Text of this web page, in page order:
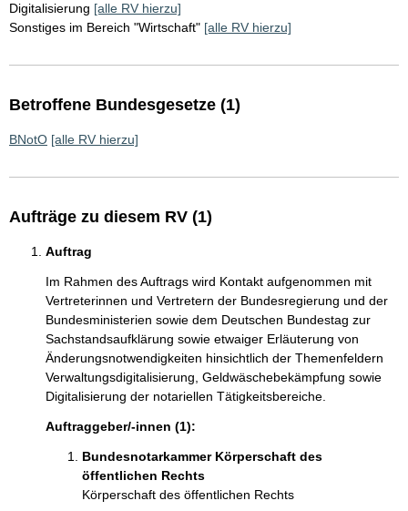
Digitalisierung [alle RV hierzu]
Sonstiges im Bereich "Wirtschaft" [alle RV hierzu]
Betroffene Bundesgesetze (1)
BNotO [alle RV hierzu]
Aufträge zu diesem RV (1)
Auftrag
Im Rahmen des Auftrags wird Kontakt aufgenommen mit
Vertreterinnen und Vertretern der Bundesregierung und der
Bundesministerien sowie dem Deutschen Bundestag zur
Sachstandsaufklärung sowie etwaiger Erläuterung von
Änderungsnotwendigkeiten hinsichtlich der Themenfeldern
Verwaltungsdigitalisierung, Geldwäschebekämpfung sowie
Digitalisierung der notariellen Tätigkeitsbereiche.
Auftraggeber/-innen (1):
Bundesnotarkammer Körperschaft des
öffentlichen Rechts
Körperschaft des öffentlichen Rechts